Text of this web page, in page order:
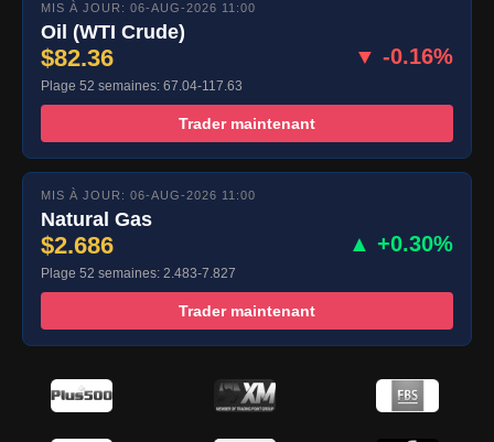
MIS À JOUR: 06-AUG-2026 11:00
Oil (WTI Crude)
$82.36 ▼ -0.16%
Plage 52 semaines: 67.04-117.63
Trader maintenant
MIS À JOUR: 06-AUG-2026 11:00
Natural Gas
$2.686 ▲ +0.30%
Plage 52 semaines: 2.483-7.827
Trader maintenant